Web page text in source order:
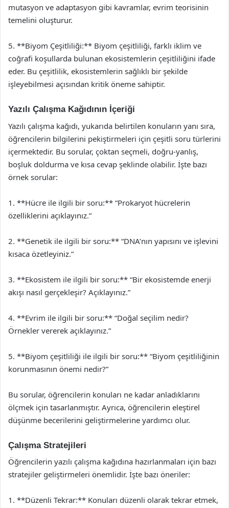
mutasyon ve adaptasyon gibi kavramlar, evrim teorisinin
temelini oluşturur.
5. **Biyom Çeşitliliği:** Biyom çeşitliliği, farklı iklim ve
coğrafi koşullarda bulunan ekosistemlerin çeşitliliğini ifade
eder. Bu çeşitlilik, ekosistemlerin sağlıklı bir şekilde
işleyebilmesi açısından kritik öneme sahiptir.
Yazılı Çalışma Kağıdının İçeriği
Yazılı çalışma kağıdı, yukarıda belirtilen konuların yanı sıra,
öğrencilerin bilgilerini pekiştirmeleri için çeşitli soru türlerini
içermektedir. Bu sorular, çoktan seçmeli, doğru-yanlış,
boşluk doldurma ve kısa cevap şeklinde olabilir. İşte bazı
örnek sorular:
1. **Hücre ile ilgili bir soru:** “Prokaryot hücrelerin
özelliklerini açıklayınız.”
2. **Genetik ile ilgili bir soru:** “DNA’nın yapısını ve işlevini
kısaca özetleyiniz.”
3. **Ekosistem ile ilgili bir soru:** “Bir ekosistemde enerji
akışı nasıl gerçekleşir? Açıklayınız.”
4. **Evrim ile ilgili bir soru:** “Doğal seçilim nedir?
Örnekler vererek açıklayınız.”
5. **Biyom çeşitliliği ile ilgili bir soru:** “Biyom çeşitliliğinin
korunmasının önemi nedir?”
Bu sorular, öğrencilerin konuları ne kadar anladıklarını
ölçmek için tasarlanmıştır. Ayrıca, öğrencilerin eleştirel
düşünme becerilerini geliştirmelerine yardımcı olur.
Çalışma Stratejileri
Öğrencilerin yazılı çalışma kağıdına hazırlanmaları için bazı
stratejiler geliştirmeleri önemlidir. İşte bazı öneriler:
1. **Düzenli Tekrar:** Konuları düzenli olarak tekrar etmek,